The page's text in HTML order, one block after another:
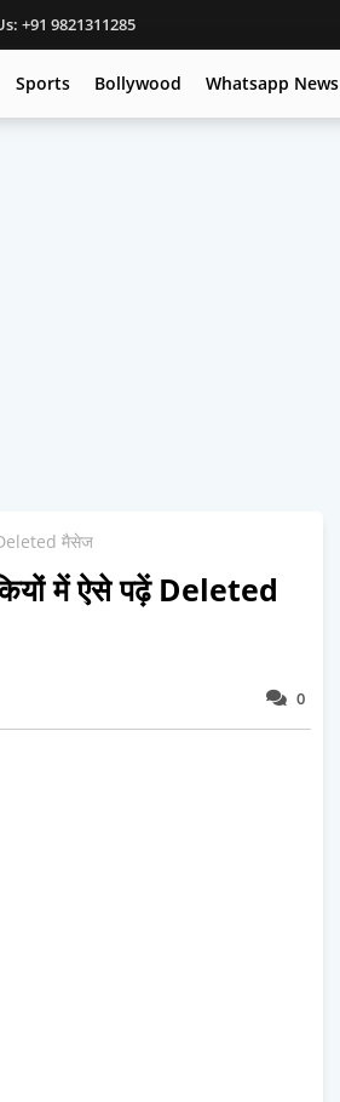
+91 9821311285
Sports Bollywood Whatsapp News
मैसेज
में ऐसे पढ़ें Deleted
0